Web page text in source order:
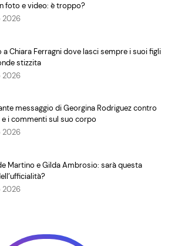
foto e video: è troppo?
2026
a Chiara Ferragni dove lasci sempre i suoi figli
stizzita
2026
messaggio di Georgina Rodriguez contro
i commenti sul suo corpo
2026
Martino e Gilda Ambrosio: sarà questa
2026